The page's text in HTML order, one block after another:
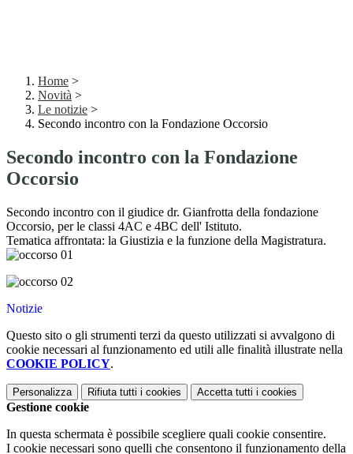
Home >
Novità >
Le notizie >
Secondo incontro con la Fondazione Occorsio
Secondo incontro con la Fondazione
Occorsio
Secondo incontro con il giudice dr. Gianfrotta della fondazione
Occorsio, per le classi 4AC e 4BC dell' Istituto.
Tematica affrontata: la Giustizia e la funzione della Magistratura.
Notizie
Questo sito o gli strumenti terzi da questo utilizzati si avvalgono di
cookie necessari al funzionamento ed utili alle finalità illustrate nella
COOKIE POLICY.
Personalizza Rifiuta tutti i cookies Accetta tutti i cookies
Gestione cookie
In questa schermata è possibile scegliere quali cookie consentire.
I cookie necessari sono quelli che consentono il funzionamento della